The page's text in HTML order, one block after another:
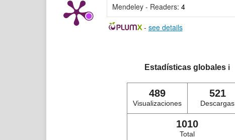
Mendeley - Readers: 4
- see details
Estadísticas globales ℹ️
489
Visualizaciones
521
Descargas
1010
Total